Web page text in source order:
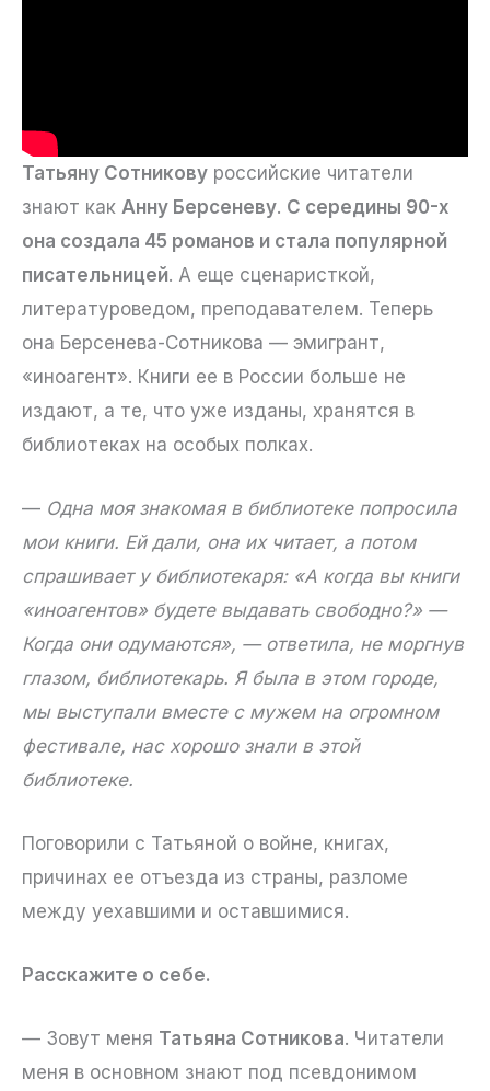
Татьяну Сотникову российские читатели
знают как Анну Берсеневу. С середины 90-х
она создала 45 романов и стала популярной
писательницей. А еще сценаристкой,
литературоведом, преподавателем. Теперь
она Берсенева-Сотникова — эмигрант,
«иноагент». Книги ее в России больше не
издают, а те, что уже изданы, хранятся в
библиотеках на особых полках.
— Одна моя знакомая в библиотеке попросила
мои книги. Ей дали, она их читает, а потом
спрашивает у библиотекаря: «А когда вы книги
«иноагентов» будете выдавать свободно?» —
Когда они одумаются», — ответила, не моргнув
глазом, библиотекарь. Я была в этом городе,
мы выступали вместе с мужем на огромном
фестивале, нас хорошо знали в этой
библиотеке.
Поговорили с Татьяной о войне, книгах,
причинах ее отъезда из страны, разломе
между уехавшими и оставшимися.
Расскажите о себе.
— Зовут меня Татьяна Сотникова. Читатели
меня в основном знают под псевдонимом